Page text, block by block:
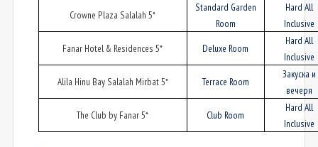
Crowne Plaza Salalah 5*
Standard Garden
Room
Hard All
Inclusive
Fanar Hotel & Residences 5*
Deluxe Room
Hard All
Inclusive
Alila Hinu Bay Salalah Mirbat 5*
Terrace Room
Закуска и
вечеря
The Club by Fanar 5*
Club Room
Hard All
Inclusive